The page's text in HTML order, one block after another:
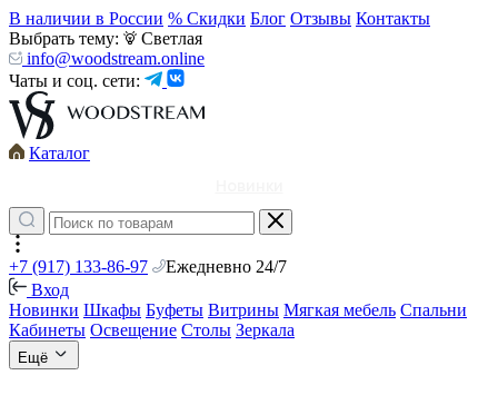
В наличии в России % Скидки Блог Отзывы Контакты
Выбрать тему:
Светлая
info@woodstream.online
Чаты и соц. сети:
Каталог
+7 (917) 133-86-97
Ежедневно 24/7
Вход
Новинки Шкафы Буфеты Витрины Мягкая мебель Спальни
Кабинеты Освещение Столы Зеркала
Ещё